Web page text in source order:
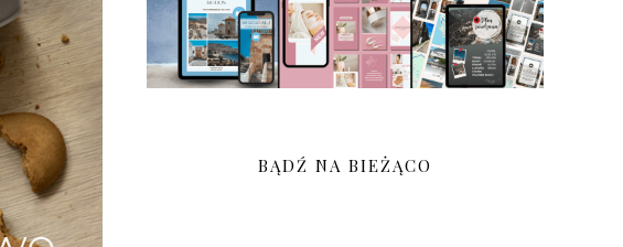
BĄDŹ NA BIEŻĄCO